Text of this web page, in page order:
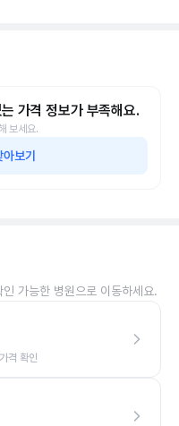
가격 정보가 부족해요.
보세요.
보기
가능한 병원으로 이동하세요.
격 확인